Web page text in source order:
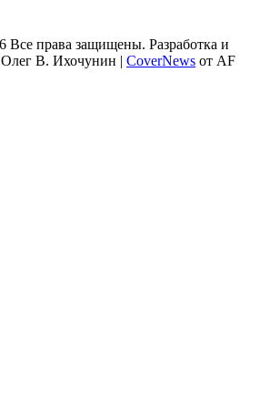
Все права защищены. Разработка и
Олег В. Ихочунин | CoverNews от AF